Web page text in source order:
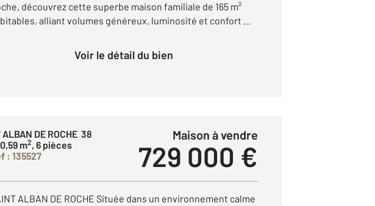
découvrez cette superbe maison familiale de 165 m²
alliant volumes généreux, luminosité et confort ...
Voir le détail du bien
ALBAN DE ROCHE 38
m2, 6 pièces
: 135527
Maison à vendre
729 000 €
ALBAN DE ROCHE Située dans un environnement calme